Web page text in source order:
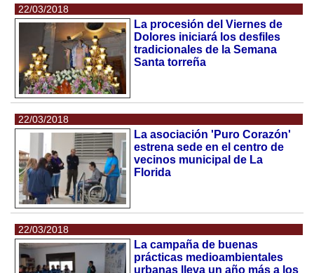
22/03/2018
La procesión del Viernes de
Dolores iniciará los desfiles
tradicionales de la Semana
Santa torreña
22/03/2018
La asociación 'Puro Corazón'
estrena sede en el centro de
vecinos municipal de La
Florida
22/03/2018
La campaña de buenas
prácticas medioambientales
urbanas lleva un año más a los